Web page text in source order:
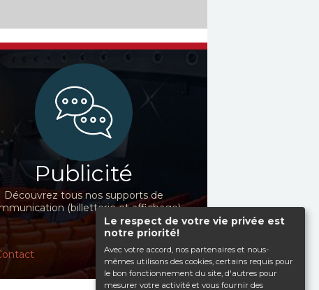
Le respect de votre vie privée est
notre priorité!
Avec votre accord, nos partenaires et nous-
mêmes utilisons des cookies, certains requis pour
le bon fonctionnement du site, d'autres pour
mesurer votre activité et vous fournir des
Publicité
Découvrez tous nos supports de
(billetterie et affichage)